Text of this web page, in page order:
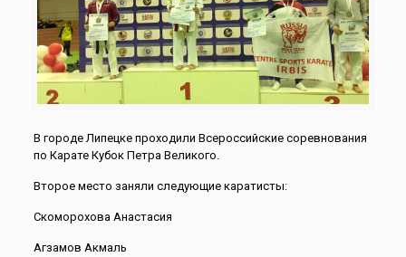
В городе Липецке проходили Всероссийские соревнования
по Карате Кубок Петра Великого.
Второе место заняли следующие каратисты:
Скоморохова Анастасия
Агзамов Акмаль